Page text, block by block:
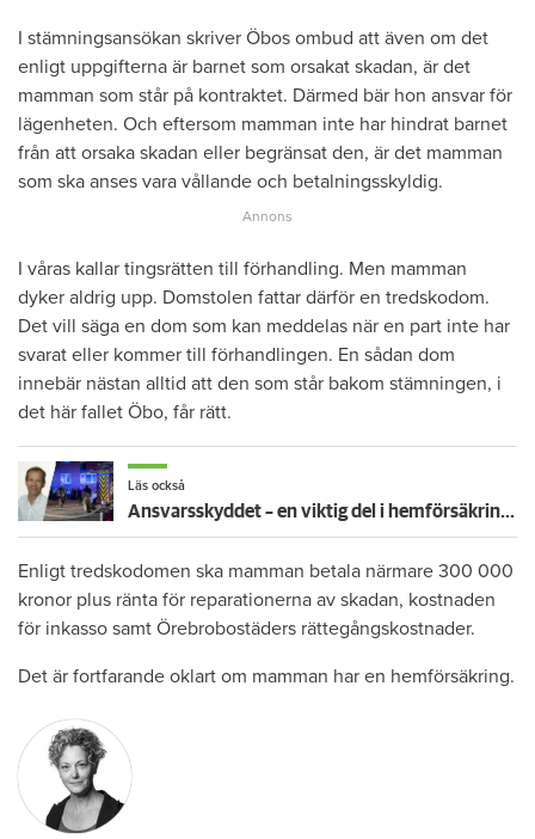
I stämningsansökan skriver Öbos ombud att även om det
enligt uppgifterna är barnet som orsakat skadan, är det
mamman som står på kontraktet. Därmed bär hon ansvar för
lägenheten. Och eftersom mamman inte har hindrat barnet
från att orsaka skadan eller begränsat den, är det mamman
som ska anses vara vållande och betalningsskyldig.
I våras kallar tingsrätten till förhandling. Men mamman
dyker aldrig upp. Domstolen fattar därför en tredskodom.
Det vill säga en dom som kan meddelas när en part inte har
svarat eller kommer till förhandlingen. En sådan dom
innebär nästan alltid att den som står bakom stämningen, i
det här fallet Öbo, får rätt.
Läs också
Ansvarsskyddet – en viktig del i hemförsäkringen
Enligt tredskodomen ska mamman betala närmare 300 000
kronor plus ränta för reparationerna av skadan, kostnaden
för inkasso samt Örebrobostäders rättegångskostnader.
Det är fortfarande oklart om mamman har en hemförsäkring.